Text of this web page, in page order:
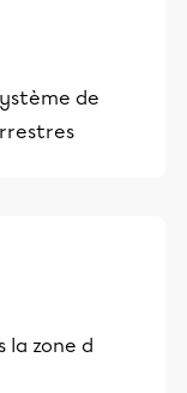
de
la zone d